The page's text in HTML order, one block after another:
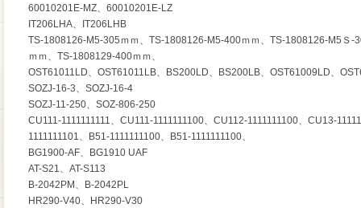
60010201E-MZ、60010201E-LZ
IT206LHA、IT206LHB
TS-1808126-M5-305ｍｍ、TS-1808126-M5-400ｍｍ、TS-1808126-M5Ｓ
ｍｍ、TS-1808129-400ｍｍ、
OST61011LD、OST61011LB、BS200LD、BS200LB、OST61009LD、
SOZJ-16-3、SOZJ-16-4
SOZJ-11-250、SOZ-806-250
CU111-1111111111、CU111-1111111100、CU112-1111111100、CU13-
1111111101、B51-1111111100、B51-1111111100、
BG1900-AF、BG1910 UAF
AT-S21、AT-S113
B-2042PM、B-2042PL
HR290-V40、HR290-V30